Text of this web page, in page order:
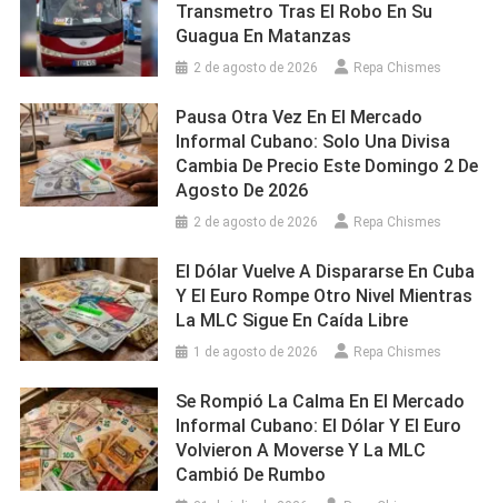
Transmetro Tras El Robo En Su
Guagua En Matanzas
2 de agosto de 2026 Repa Chismes
Pausa Otra Vez En El Mercado
Informal Cubano: Solo Una Divisa
Cambia De Precio Este Domingo 2 De
Agosto De 2026
2 de agosto de 2026 Repa Chismes
El Dólar Vuelve A Dispararse En Cuba
Y El Euro Rompe Otro Nivel Mientras
La MLC Sigue En Caída Libre
1 de agosto de 2026 Repa Chismes
Se Rompió La Calma En El Mercado
Informal Cubano: El Dólar Y El Euro
Volvieron A Moverse Y La MLC
Cambió De Rumbo